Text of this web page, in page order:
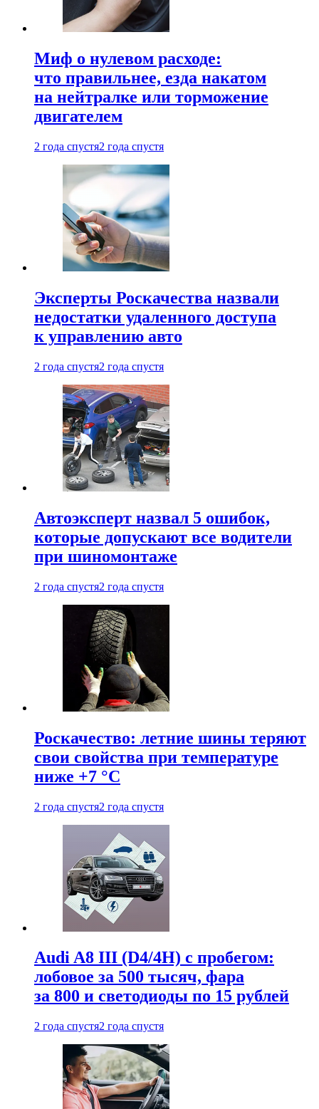
Миф о нулевом расходе:
что правильнее, езда накатом
на нейтралке или торможение
двигателем
2 года спустя2 года спустя
Эксперты Роскачества назвали
недостатки удаленного доступа
к управлению авто
2 года спустя2 года спустя
Автоэксперт назвал 5 ошибок,
которые допускают все водители
при шиномонтаже
2 года спустя2 года спустя
Роскачество: летние шины теряют
свои свойства при температуре
ниже +7 °C
2 года спустя2 года спустя
Audi A8 III (D4/4H) c пробегом:
лобовое за 500 тысяч, фара
за 800 и светодиоды по 15 рублей
2 года спустя2 года спустя